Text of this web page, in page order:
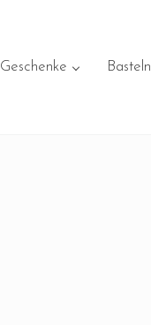
Geschenke Basteln